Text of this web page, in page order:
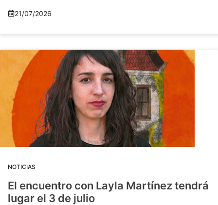
21/07/2026
NOTICIAS
El encuentro con Layla Martínez tendrá
lugar el 3 de julio